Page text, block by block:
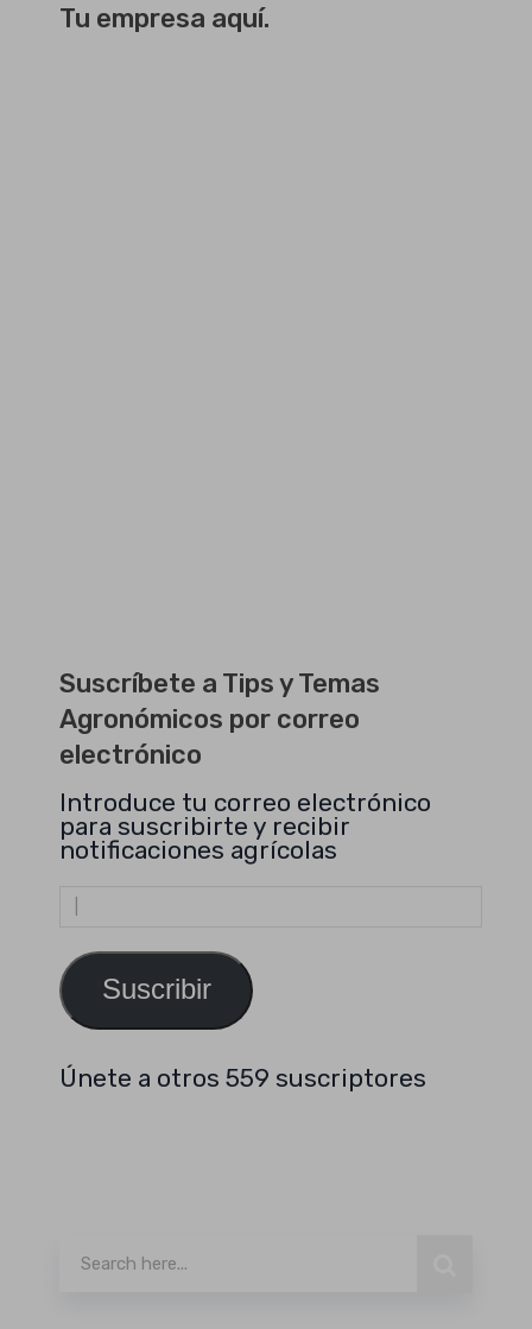
Tu empresa aquí.
Suscríbete a Tips y Temas
Agronómicos por correo
electrónico
Introduce tu correo electrónico
para suscribirte y recibir
notificaciones agrícolas
Dirección
de
Suscribir
Únete a otros 559 suscriptores